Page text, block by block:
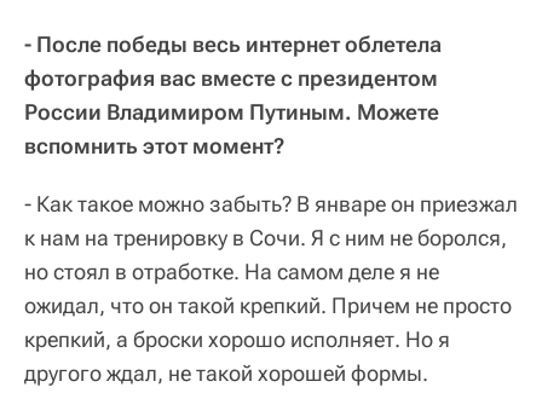
- После победы весь интернет облетела
фотография вас вместе с президентом
России Владимиром Путиным. Можете
вспомнить этот момент?
- Как такое можно забыть? В январе он приезжал
к нам на тренировку в Сочи. Я с ним не боролся,
но стоял в отработке. На самом деле я не
ожидал, что он такой крепкий. Причем не просто
крепкий, а броски хорошо исполняет. Но я
другого ждал, не такой хорошей формы.